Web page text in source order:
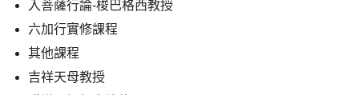
入菩薩行論-梭巴格西教授
六加行實修課程
其他課程
吉祥天母教授